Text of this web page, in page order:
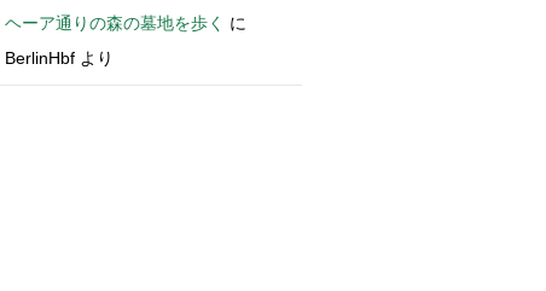
ヘーア通りの森の墓地を歩く
に
BerlinHbf より